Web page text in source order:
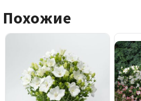
Похожие